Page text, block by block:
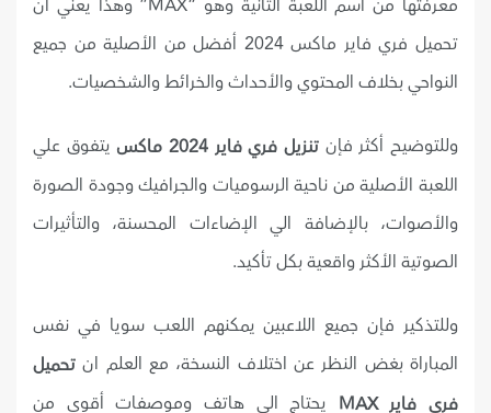
معرفتها من اسم اللعبة الثانية وهو “MAX” وهذا يعني أن
تحميل فري فاير ماكس 2024 أفضل من الأصلية من جميع
النواحي بخلاف المحتوي والأحداث والخرائط والشخصيات.
وللتوضيح أكثر فإن تنزيل فري فاير 2024 ماكس
يتفوق علي
اللعبة الأصلية من ناحية الرسوميات والجرافيك وجودة الصورة
والأصوات، بالإضافة الي الإضاءات المحسنة، والتأثيرات
الصوتية الأكثر واقعية بكل تأكيد.
وللتذكير فإن جميع اللاعبين يمكنهم اللعب سويا في نفس
المباراة بغض النظر عن اختلاف النسخة، مع العلم ان تحميل
فري فاير MAX
يحتاج الي هاتف وموصفات أقوي من